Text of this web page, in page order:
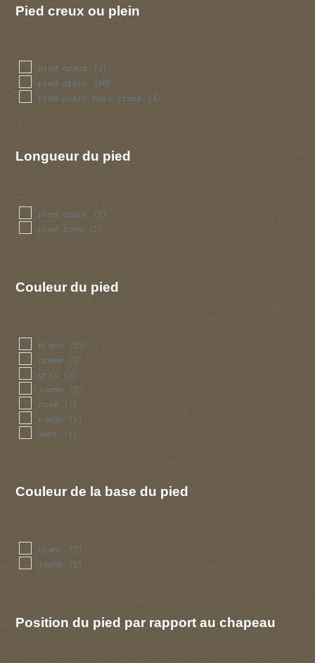
Pied creux ou plein
pied creux (2)
pied plein (10)
pied plein puis creux (4)
Longueur du pied
pied court (1)
pied long (1)
Couleur du pied
blanc (15)
creme (2)
gris (2)
jaune (3)
rose (1)
rouge (1)
vert (1)
Couleur de la base du pied
blanc (7)
jaune (2)
Position du pied par rapport au chapeau